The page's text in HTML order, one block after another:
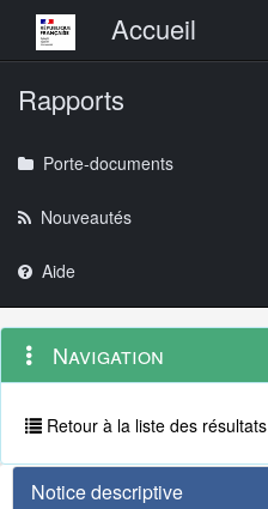
Menu principalAccueil
Rapports
Porte-documents
Nouveautés
Aide
Navigation
outils
Menu
contextuel
Navigation
Retour à la liste des résultats
Notice descriptive